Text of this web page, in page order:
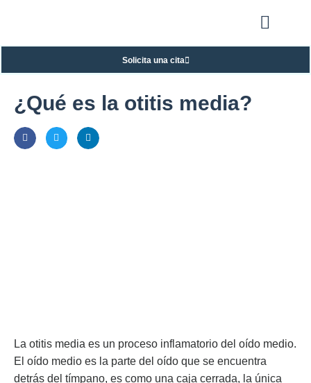
Solicita una cita
¿Qué es la otitis media?
La otitis media es un proceso inflamatorio del oído medio.
El oído medio es la parte del oído que se encuentra
detrás del tímpano, es como una caja cerrada, la única